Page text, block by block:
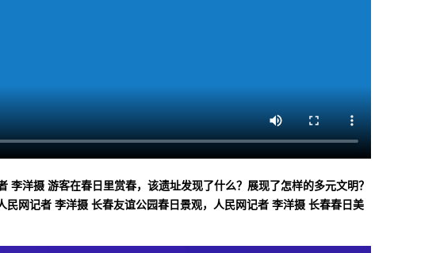
洋摄 游客在春日里赏春，该遗址发现了什么？展现了怎样的多元文明？
网记者 李洋摄 长春友谊公园春日景观，人民网记者 李洋摄 长春春日美